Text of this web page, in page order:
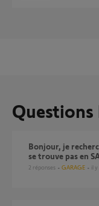
Questions
Bonjour, je recherche une bague moteur de gdt 100 qui ne
se trouve pas en
2 réponses GARAGE il